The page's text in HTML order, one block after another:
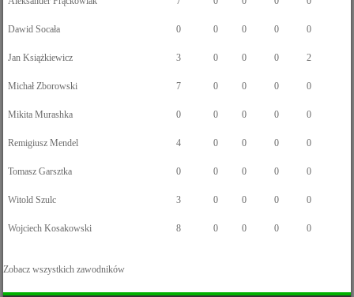
Dawid Socała 0 0 0 0 0
Jan Książkiewicz 3 0 0 0 2
Michał Zborowski 7 0 0 0 0
Mikita Murashka 0 0 0 0 0
Remigiusz Mendel 4 0 0 0 0
Tomasz Garsztka 0 0 0 0 0
Witold Szulc 3 0 0 0 0
Wojciech Kosakowski 8 0 0 0 0
Zobacz wszystkich zawodników